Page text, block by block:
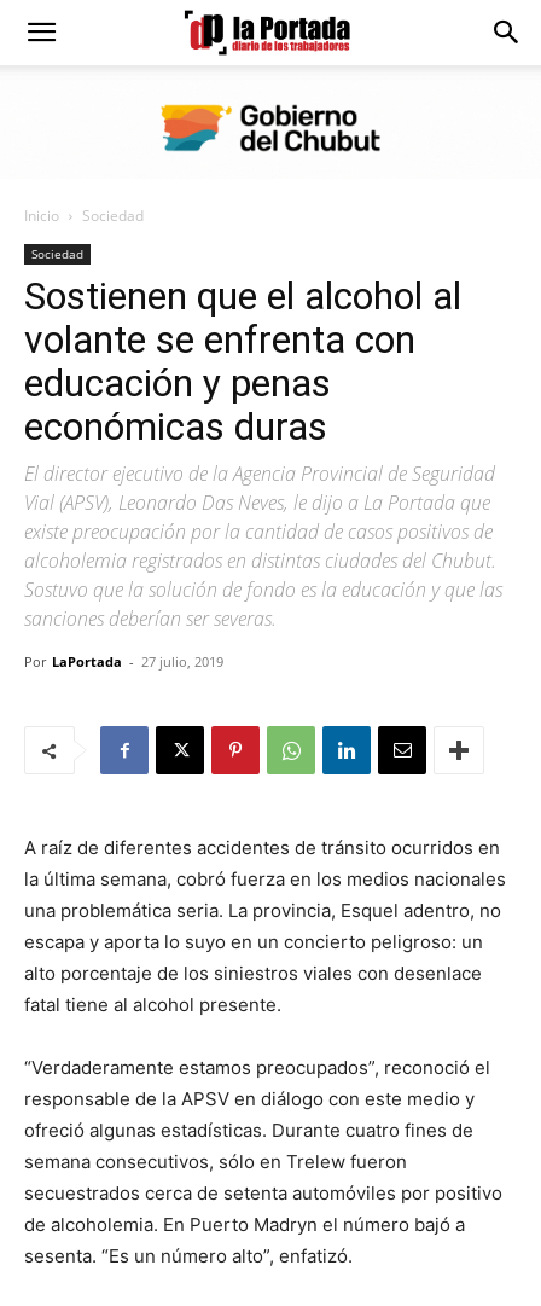
Diario
Portada
Inicio Sociedad
Sociedad
Sostienen que el alcohol al
volante se enfrenta con
educación y penas
económicas duras
El director ejecutivo de la Agencia Provincial de Seguridad
Vial (APSV), Leonardo Das Neves, le dijo a La Portada que
existe preocupación por la cantidad de casos positivos de
alcoholemia registrados en distintas ciudades del Chubut.
Sostuvo que la solución de fondo es la educación y que las
sanciones deberían ser severas.
Por LaPortada - 27 julio, 2019
A raíz de diferentes accidentes de tránsito ocurridos en
la última semana, cobró fuerza en los medios nacionales
una problemática seria. La provincia, Esquel adentro, no
escapa y aporta lo suyo en un concierto peligroso: un
alto porcentaje de los siniestros viales con desenlace
fatal tiene al alcohol presente.
“Verdaderamente estamos preocupados”, reconoció el
responsable de la APSV en diálogo con este medio y
ofreció algunas estadísticas. Durante cuatro fines de
semana consecutivos, sólo en Trelew fueron
secuestrados cerca de setenta automóviles por positivo
de alcoholemia. En Puerto Madryn el número bajó a
sesenta. “Es un número alto”, enfatizó.